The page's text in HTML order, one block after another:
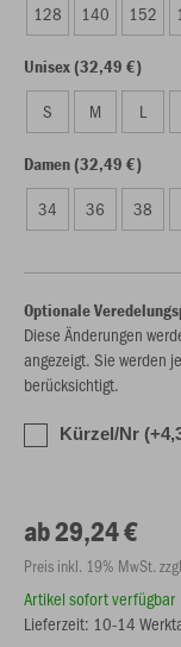
128 140 152
Unisex (32,49 €)
S M L
Damen (32,49 €)
34 36 38
Optionale
Diese Änderungen
angezeigt. Sie werden
berücksichtigt.
Kürzel/Nr
ab 29,24 €
Preis inkl. 19% MwSt.
Artikel sofort verfügbar
Lieferzeit: 10-14